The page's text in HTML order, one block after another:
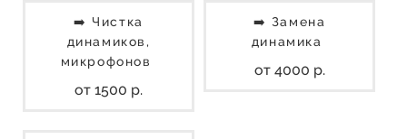
➡️ Чистка
динамиков,
микрофонов
от 1500 р.
➡️ Замена
динамика
от 4000 р.